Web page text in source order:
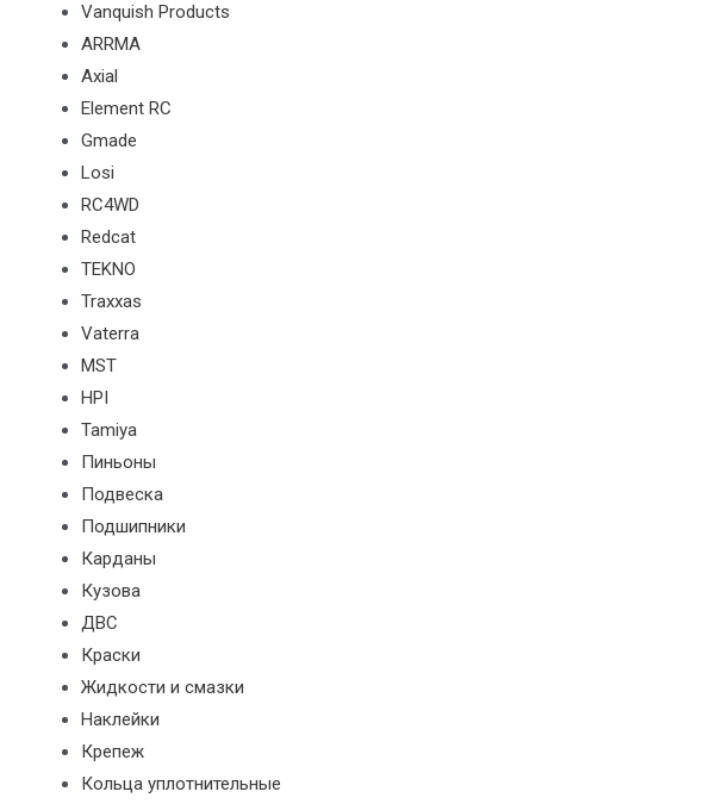
Vanquish Products
ARRMA
Axial
Element RC
Gmade
Losi
RC4WD
Redcat
TEKNO
Traxxas
Vaterra
MST
HPI
Tamiya
Пиньоны
Подвеска
Подшипники
Карданы
Кузова
ДВС
Краски
Жидкости и смазки
Наклейки
Крепеж
Кольца уплотнительные